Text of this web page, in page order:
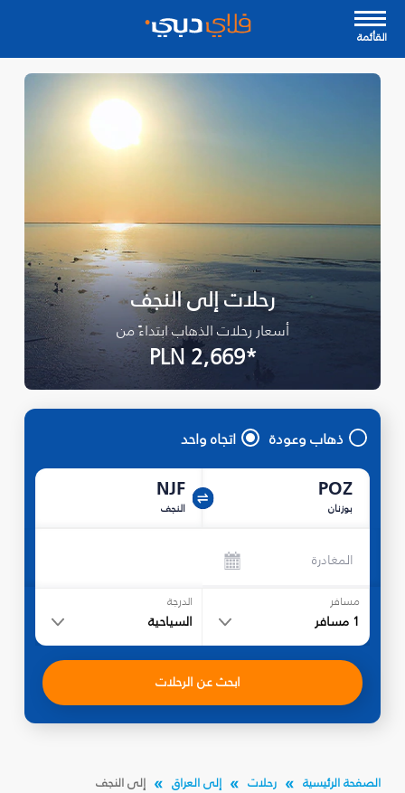
القأئمة
رحلات إلى النجف
أسعار رحلات الذهاب ابتداءً من
*PLN 2,669
ذهاب وعودة اتجاه واحد
POZ
بوزنان
NJF
النجف
المغادرة
مسافر
1 مسافر
الدرجة
السياحية
ابحث عن الرحلات
الصفحة الرئيسية رحلات إلى العراق إلى النجف